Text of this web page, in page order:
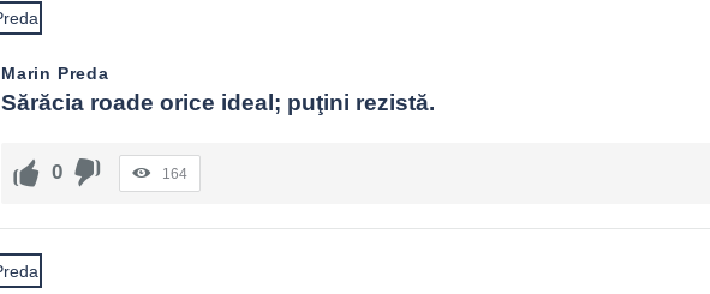
Marin Preda
Sărăcia roade orice ideal; puţini rezistă.
0 164